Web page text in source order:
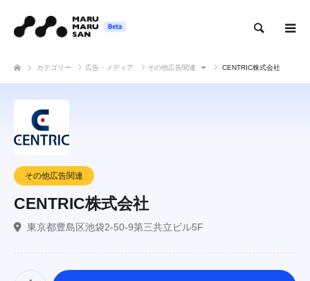
カテゴリー 広告・メディア その他広告関連 CENTRIC株式会社
その他広告関連
CENTRIC株式会社
東京都豊島区池袋2-50-9第三共立ビル5F